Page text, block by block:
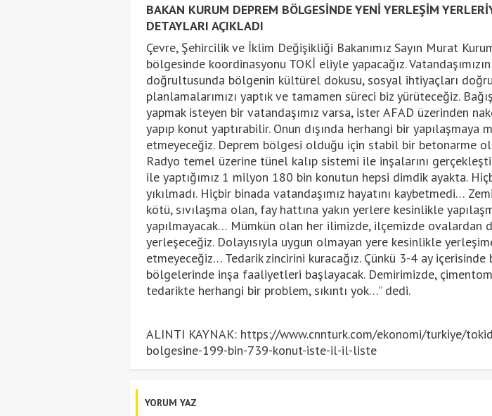
BAKAN KURUM DEPREM BÖLGESİNDE YENİ YERLEŞİM
DETAYLARI AÇIKLADI
Çevre, Şehircilik ve İklim Değişikliği Bakanımız Sayın Murat
bölgesinde koordinasyonu TOKİ eliyle yapacağız.
doğrultusunda bölgenin kültürel dokusu, sosyal ihtiyaçları
planlamalarımızı yaptık ve tamamen süreci biz yürüteceğiz.
yapmak isteyen bir vatandaşımız varsa, ister AFAD üzerinden
yapıp konut yaptırabilir. Onun dışında herhangi bir yapılaşmaya
etmeyeceğiz. Deprem bölgesi olduğu için stabil bir betonarme
Radyo temel üzerine tünel kalıp sistemi ile inşalarını
ile yaptığımız 1 milyon 180 bin konutun hepsi dimdik ayakta.
yıkılmadı. Hiçbir binada vatandaşımız hayatını kaybetmedi…
kötü, sıvılaşma olan, fay hattına yakın yerlere kesinlikle
yapılmayacak… Mümkün olan her ilimizde, ilçemizde ovalardan
yerleşeceğiz. Dolayısıyla uygun olmayan yere kesinlikle
etmeyeceğiz… Tedarik zincirini kuracağız. Çünkü 3-4 ay içerisinde
bölgelerinde inşa faaliyetleri başlayacak. Demirimizde,
tedarikte herhangi bir problem, sıkıntı yok…” dedi.
ALINTI KAYNAK: https://www.cnnturk.com/ekonomi/turkiye/
bolgesine-199-bin-739-konut-iste-il-il-liste
YORUM YAZ